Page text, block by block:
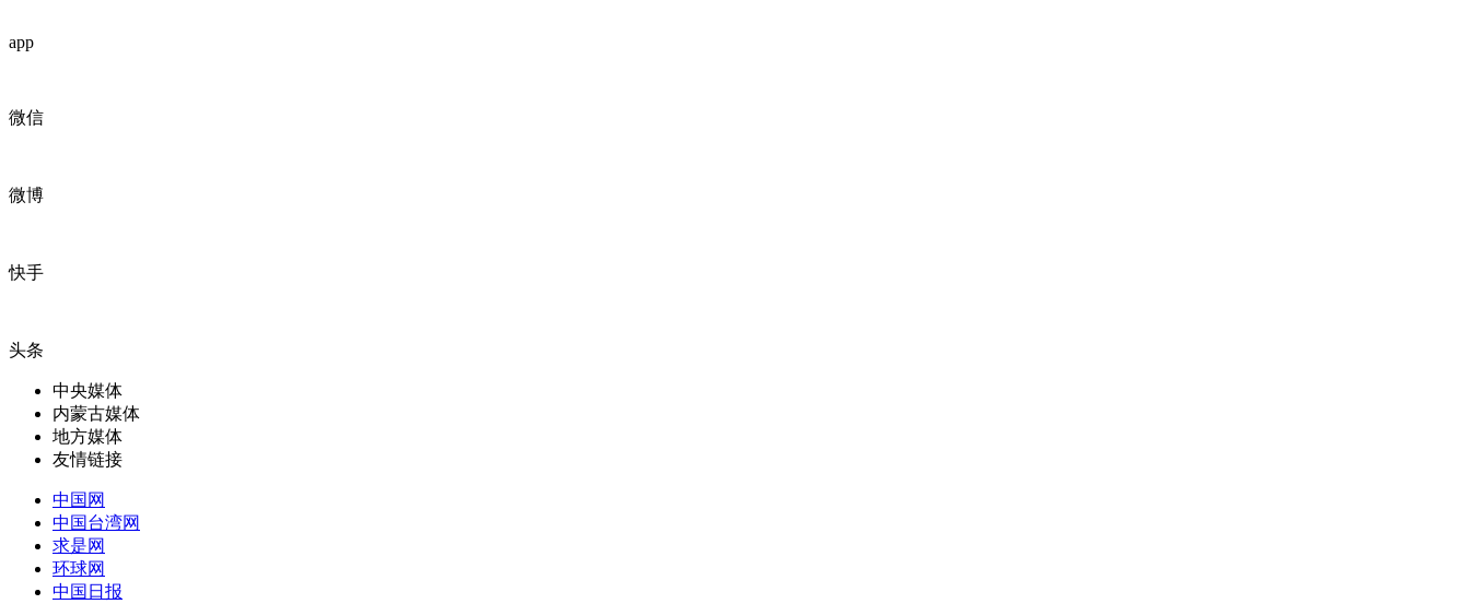
app
微信
微博
快手
头条
中央媒体
内蒙古媒体
地方媒体
友情链接
中国网
中国台湾网
求是网
环球网
中国日报